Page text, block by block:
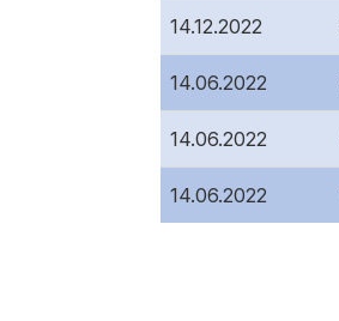
14.12.2022
14.06.2022
14.06.2022
14.06.2022